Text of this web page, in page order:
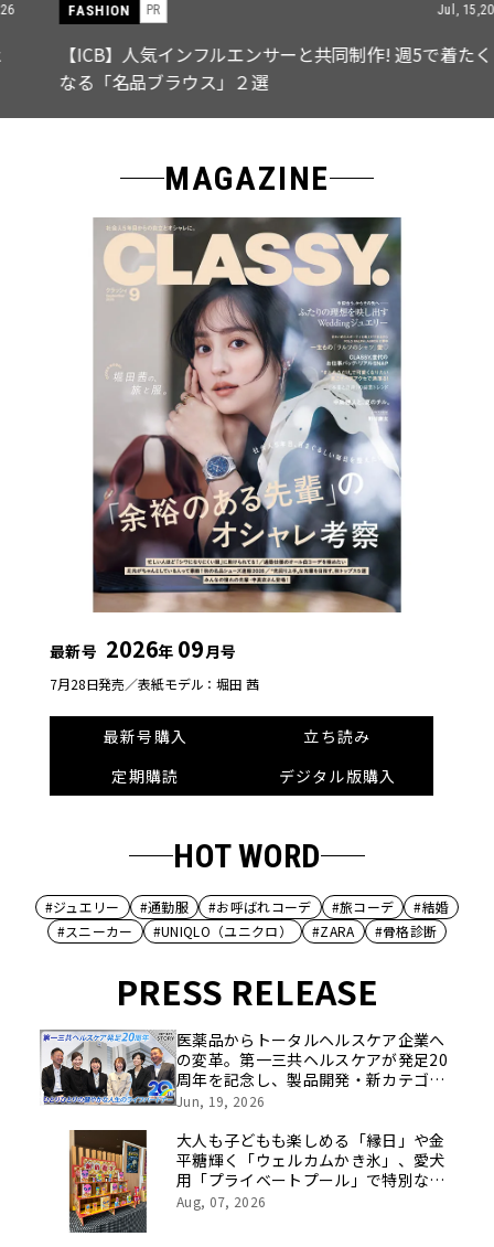
FASHION PR Jul, 15,2026
【ICB】人気インフルエンサーと共同制作! 週5で着たく
なる「名品ブラウス」２選
MAGAZINE
最新号 2026年 09月号
7月28日発売／表紙モデル：堀田 茜
最新号購入
立ち読み
定期購読
デジタル版購入
HOT WORD
#ジュエリー #通勤服 #お呼ばれコーデ #旅コーデ
#結婚
#スニーカー
#UNIQLO（ユニクロ） #ZARA #骨格診断
PRESS RELEASE
医薬品からトータルヘルスケア企業へ
の変革。第一三共ヘルスケアが発足20
周年を記念し、製品開発・新カテゴリ
挑戦の舞台や旧社統合時のエピソード
像を公開！
Jun, 19, 2026
大人も子どもも楽しめる「縁日」や金
平糖輝く「ウェルカムかき氷」、愛犬
用「プライベートプール」で特別な夏
休みをお届け
Aug, 07, 2026